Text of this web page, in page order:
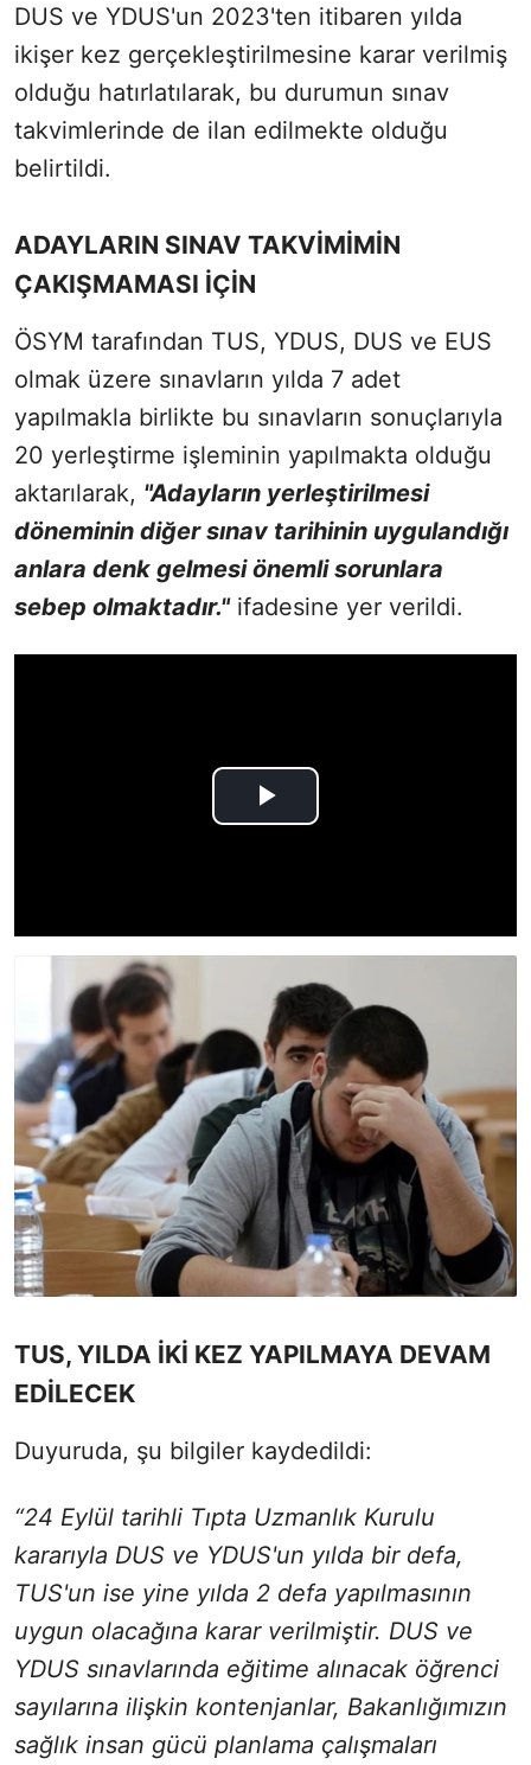
DUS ve YDUS'un 2023'ten itibaren yılda
ikişer kez gerçekleştirilmesine karar verilmiş
olduğu hatırlatılarak, bu durumun sınav
takvimlerinde de ilan edilmekte olduğu
belirtildi.
ADAYLARIN SINAV TAKVİMİMİN
ÇAKIŞMAMASI İÇİN
ÖSYM tarafından TUS, YDUS, DUS ve EUS
olmak üzere sınavların yılda 7 adet
yapılmakla birlikte bu sınavların sonuçlarıyla
20 yerleştirme işleminin yapılmakta olduğu
aktarılarak, "Adayların yerleştirilmesi
döneminin diğer sınav tarihinin uygulandığı
anlara denk gelmesi önemli sorunlara
sebep olmaktadır."ifadesine yer verildi.
TUS, YILDA İKİ KEZ YAPILMAYA DEVAM
EDİLECEK
Duyuruda, şu bilgiler kaydedildi:
“24 Eylül tarihli Tıpta Uzmanlık Kurulu
kararıyla DUS ve YDUS'un yılda bir defa,
TUS'un ise yine yılda 2 defa yapılmasının
uygun olacağına karar verilmiştir. DUS ve
YDUS sınavlarında eğitime alınacak öğrenci
sayılarına ilişkin kontenjanlar, Bakanlığımızın
sağlık insan gücü planlama çalışmaları